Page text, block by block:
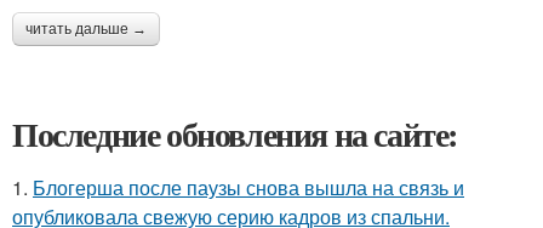
читать дальше →
Последние обновления на сайте:
1. Блогерша после паузы снова вышла на связь и
опубликовала свежую серию кадров из спальни.